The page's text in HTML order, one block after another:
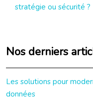
stratégie ou sécurité ?
Nos derniers
Les solutions pour
données